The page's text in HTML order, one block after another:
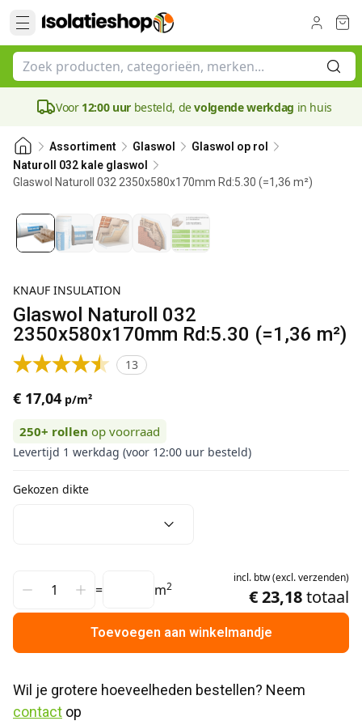
Voor 12:00 uur besteld, devolgende werkdag in huis
Assortiment Glaswol
Glaswol op rol
Naturoll 032 kale glaswol
Glaswol Naturoll 032 2350x580x170mm Rd:5.30 (=1,36 m²)
170 mm
KNAUF INSULATION
Glaswol Naturoll 032
2350x580x170mm Rd:5.30 (=1,36 m²)
13
€ 17,04 p/m²
250+ rollen op voorraad
Levertijd 1 werkdag (voor 12:00 uur besteld)
Gekozen dikte
= m2
incl. btw(excl.verzenden)
€ 23,18totaal
Toevoegen aan winkelmandje
contact op